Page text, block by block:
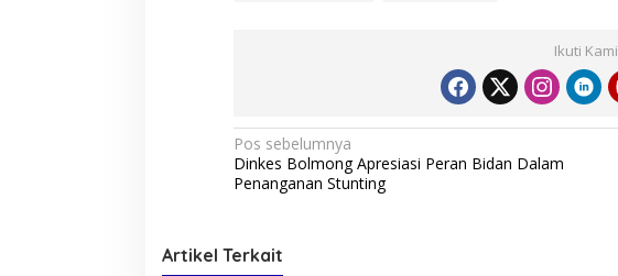
Ikuti Kami
N
a
i
Pos sebelumnya
Dinkes Bolmong Apresiasi Peran Bidan Dalam
Penanganan Stunting
Artikel Terkait